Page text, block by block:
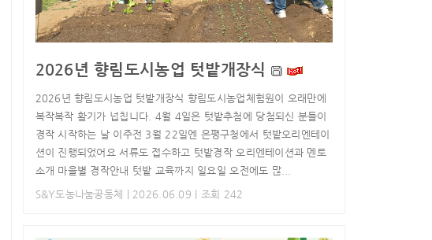
2026년 향림도시농업 텃밭개장식
2026년 향림도시농업 텃밭개장식 향림도시농업체험원이 오래만에
복작복작 활기가 넙칩니다. 4월 4일은 텃밭추첨에 당첨되신 분들이
경작 시작하는 날 이주전 3월 22일엔 은평구청에서 텃밭오리엔테이
션이 진행되었어요 서류도 접수하고 텃밭경작 오리엔테이션과 멘토
소개 마을별 경작안내 텃밭 교육까지 일요일 오전에도 많...
S&Y도농나눔공동체
| 2026.06.09 | 조회 242